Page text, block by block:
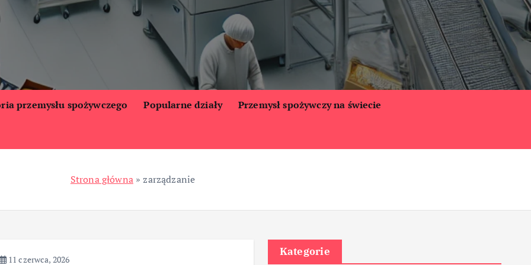
przemysłu spożywczego Popularne działy Przemysł spożywczy na świecie
Strona główna»zarządzanie
11 czerwca, 2026
Kategorie